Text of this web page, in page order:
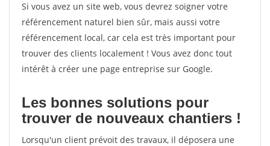
Si vous avez un site web, vous devrez soigner votre
référencement naturel bien sûr, mais aussi votre
référencement local, car cela est très important pour
trouver des clients localement ! Vous avez donc tout
intérêt à créer une page entreprise sur Google.
Les bonnes solutions pour
trouver de nouveaux chantiers !
Lorsqu'un client prévoit des travaux, il déposera une